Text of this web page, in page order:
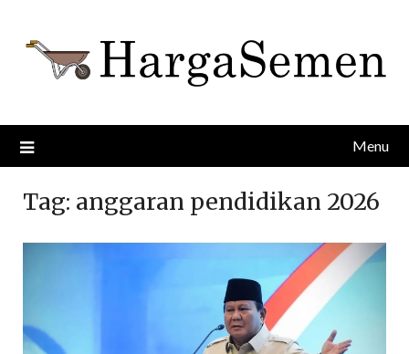
content
Menu
Tag: anggaran pendidikan 2026